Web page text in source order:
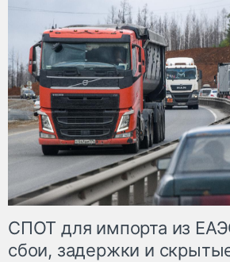
СПОТ для импорта из
сбои, задержки и